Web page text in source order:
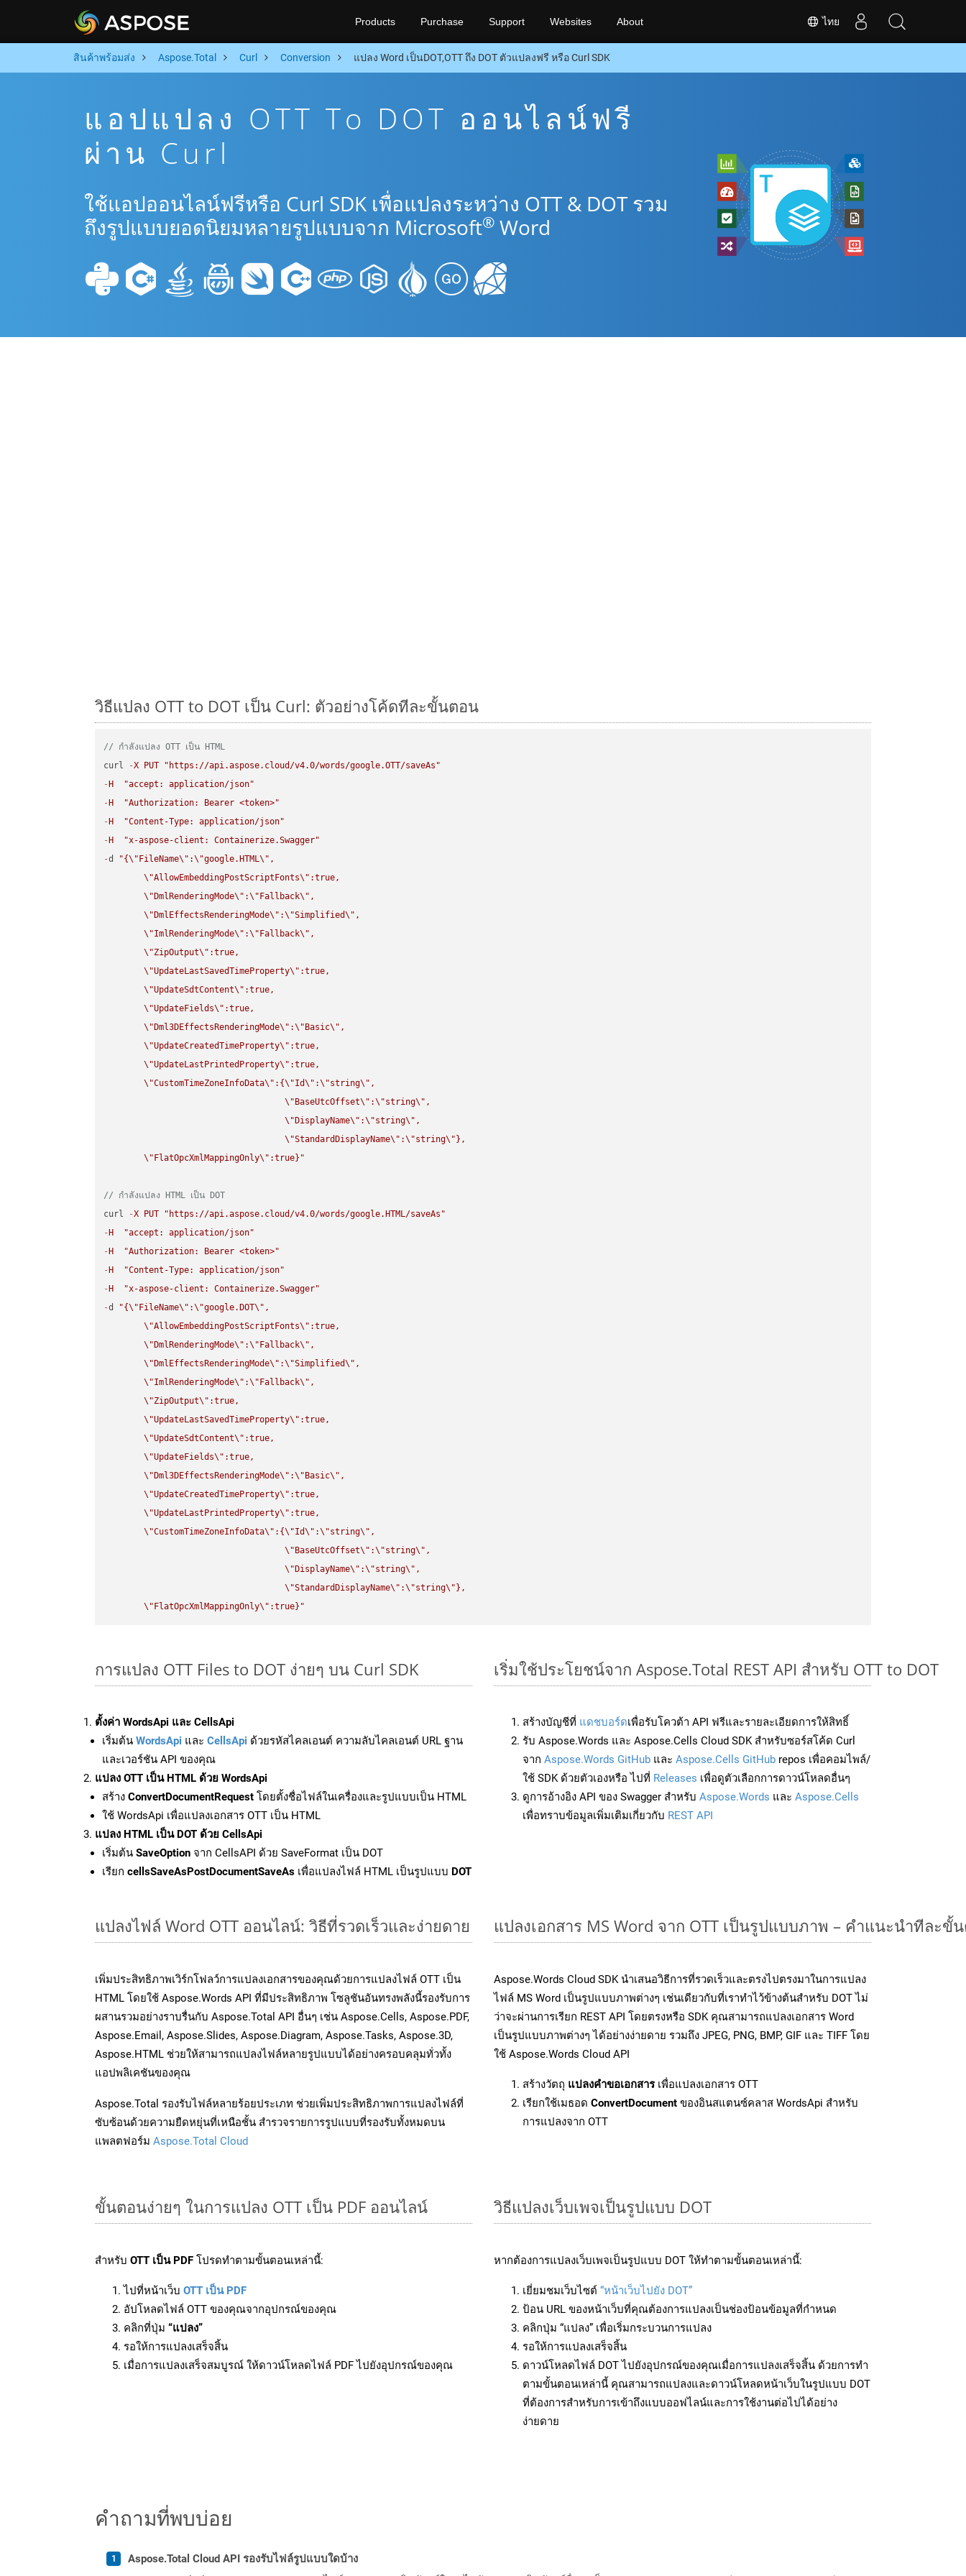
ไทย
Products Purchase Support Websites About
สินค้าพร้อมส่ง Aspose.Total Curl Conversion แปลง Word เป็นDOT,OTT ถึง DOT ตัวแปลงฟรี หรือ Curl SDK
แอปแปลง OTT To DOT ออนไลน์ฟรี
ผ่าน Curl
ใช้แอปออนไลน์ฟรีหรือ Curl SDK เพื่อแปลงระหว่าง OTT & DOT รวม
ถึงรูปแบบยอดนิยมหลายรูปแบบจาก Microsoft® Word
วิธีแปลง OTT to DOT เป็น Curl: ตัวอย่างโค้ดทีละขั้นตอน
// กำลังแปลง OTT เป็น HTML
curl
-X PUT
"https://api.aspose.cloud/v4.0/words/google.OTT/saveAs"
- H
"accept: application/json"
- H
"Authorization: Bearer <token>"
- H
"Content-Type: application/json"
- H
"x-aspose-client: Containerize.Swagger"
-d "{\" FileName\" :\"google.HTML\" ,
\"AllowEmbeddingPostScriptFonts\" :true,
\" DmlRenderingMode\" :\" Fallback\" ,
\" DmlEffectsRenderingMode\" :\"Simplified\" ,
\"ImlRenderingMode\" :\" Fallback\" ,
\"ZipOutput\" :true,
\"UpdateLastSavedTimeProperty\" :true,
\"UpdateSdtContent\" :true,
\"UpdateFields\" :true,
\" Dml3DEffectsRenderingMode\" :\" Basic\" ,
\"UpdateCreatedTimeProperty\" :true,
\"UpdateLastPrintedProperty\" :true,
\"CustomTimeZoneInfoData\" :{\"Id\" :\"string\" ,
\" BaseUtcOffset\" :\"string\" ,
\" DisplayName\" :\"string\" ,
\"StandardDisplayName\" :\"string\" },
\" FlatOpcXmlMappingOnly\" :true}"
// กำลังแปลง HTML เป็น DOT
curl
-X PUT
"https://api.aspose.cloud/v4.0/words/google.HTML/saveAs"
- H
"accept: application/json"
- H
"Authorization: Bearer <token>"
- H
"Content-Type: application/json"
- H
"x-aspose-client: Containerize.Swagger"
-d "{\" FileName\" :\"google.DOT\" ,
\"AllowEmbeddingPostScriptFonts\" :true,
\" DmlRenderingMode\" :\" Fallback\" ,
\" DmlEffectsRenderingMode\" :\"Simplified\" ,
\"ImlRenderingMode\" :\" Fallback\" ,
\"ZipOutput\" :true,
\"UpdateLastSavedTimeProperty\" :true,
\"UpdateSdtContent\" :true,
\"UpdateFields\" :true,
\" Dml3DEffectsRenderingMode\" :\" Basic\" ,
\"UpdateCreatedTimeProperty\" :true,
\"UpdateLastPrintedProperty\" :true,
\"CustomTimeZoneInfoData\" :{\"Id\" :\"string\" ,
\" BaseUtcOffset\" :\"string\" ,
\" DisplayName\" :\"string\" ,
\"StandardDisplayName\" :\"string\" },
\" FlatOpcXmlMappingOnly\" :true}"
การแปลง OTT Files to DOT ง่ายๆ บน Curl SDK
ตั้งค่า WordsApi และ CellsApi
เริ่มต้น WordsApi และ CellsApi ด้วยรหัสไคลเอนต์ ความลับไคลเอนต์ URL ฐาน
และเวอร์ชัน API ของคุณ
แปลง OTT เป็น HTML ด้วย WordsApi
สร้าง ConvertDocumentRequest โดยตั้งชื่อไฟล์ในเครื่องและรูปแบบเป็น HTML
ใช้ WordsApi เพื่อแปลงเอกสาร OTT เป็น HTML
แปลง HTML เป็น DOT ด้วย CellsApi
เริ่มต้น SaveOption จาก CellsAPI ด้วย SaveFormat เป็น DOT
เรียก cellsSaveAsPostDocumentSaveAs เพื่อแปลงไฟล์ HTML เป็นรูปแบบ DOT
เริ่มใช้ประโยชน์จาก Aspose.Total REST API สำหรับ OTT to DOT
สร้างบัญชีที่ แดชบอร์ดเพื่อรับโควต้า API ฟรีและรายละเอียดการให้สิทธิ์
รับ Aspose.Words และ Aspose.Cells Cloud SDK สำหรับซอร์สโค้ด Curl
จาก Aspose.Words GitHub และ Aspose.Cells GitHub repos เพื่อคอมไพล์/
ใช้ SDK ด้วยตัวเองหรือ ไปที่ Releases เพื่อดูตัวเลือกการดาวน์โหลดอื่นๆ
ดูการอ้างอิง API ของ Swagger สำหรับ Aspose.Words และ Aspose.Cells
เพื่อทราบข้อมูลเพิ่มเติมเกี่ยวกับ REST API
แปลงไฟล์ Word OTT ออนไลน์: วิธีที่รวดเร็วและง่ายดาย
เพิ่มประสิทธิภาพเวิร์กโฟลว์การแปลงเอกสารของคุณด้วยการแปลงไฟล์ OTT เป็น
HTML โดยใช้ Aspose.Words API ที่มีประสิทธิภาพ โซลูชันอันทรงพลังนี้รองรับการ
ผสานรวมอย่างราบรื่นกับ Aspose.Total API อื่นๆ เช่น Aspose.Cells, Aspose.PDF,
Aspose.Email, Aspose.Slides, Aspose.Diagram, Aspose.Tasks, Aspose.3D,
Aspose.HTML ช่วยให้สามารถแปลงไฟล์หลายรูปแบบได้อย่างครอบคลุมทั่วทั้ง
แอปพลิเคชันของคุณ
Aspose.Total รองรับไฟล์หลายร้อยประเภท ช่วยเพิ่มประสิทธิภาพการแปลงไฟล์ที่
ซับซ้อนด้วยความยืดหยุ่นที่เหนือชั้น สำรวจรายการรูปแบบที่รองรับทั้งหมดบน
แพลตฟอร์ม Aspose.Total Cloud
แปลงเอกสาร MS Word จาก OTT เป็นรูปแบบภาพ – คำแนะนำทีละขั้
Aspose.Words Cloud SDK นำเสนอวิธีการที่รวดเร็วและตรงไปตรงมาในการแปลง
ไฟล์ MS Word เป็นรูปแบบภาพต่างๆ เช่นเดียวกับที่เราทำไว้ข้างต้นสำหรับ DOT ไม่
ว่าจะผ่านการเรียก REST API โดยตรงหรือ SDK คุณสามารถแปลงเอกสาร Word
เป็นรูปแบบภาพต่างๆ ได้อย่างง่ายดาย รวมถึง JPEG, PNG, BMP, GIF และ TIFF โดย
ใช้ Aspose.Words Cloud API
สร้างวัตถุ แปลงคำขอเอกสารเพื่อแปลงเอกสาร OTT
เรียกใช้เมธอด ConvertDocument ของอินสแตนซ์คลาส WordsApi สำหรับ
การแปลงจาก OTT
ขั้นตอนง่ายๆ ในการแปลง OTT เป็น PDF ออนไลน์
สำหรับ OTT เป็น PDF โปรดทำตามขั้นตอนเหล่านี้:
ไปที่หน้าเว็บ OTT เป็น PDF
อัปโหลดไฟล์ OTT ของคุณจากอุปกรณ์ของคุณ
คลิกที่ปุ่ม “แปลง”
รอให้การแปลงเสร็จสิ้น
เมื่อการแปลงเสร็จสมบูรณ์ ให้ดาวน์โหลดไฟล์ PDF ไปยังอุปกรณ์ของคุณ
วิธีแปลงเว็บเพจเป็นรูปแบบ DOT
หากต้องการแปลงเว็บเพจเป็นรูปแบบ DOT ให้ทำตามขั้นตอนเหล่านี้:
เยี่ยมชมเว็บไซต์ “หน้าเว็บไปยัง DOT”
ป้อน URL ของหน้าเว็บที่คุณต้องการแปลงเป็นช่องป้อนข้อมูลที่กำหนด
คลิกปุ่ม “แปลง” เพื่อเริ่มกระบวนการแปลง
รอให้การแปลงเสร็จสิ้น
ดาวน์โหลดไฟล์ DOT ไปยังอุปกรณ์ของคุณเมื่อการแปลงเสร็จสิ้น ด้วยการทำ
ตามขั้นตอนเหล่านี้ คุณสามารถแปลงและดาวน์โหลดหน้าเว็บในรูปแบบ DOT
ที่ต้องการสำหรับการเข้าถึงแบบออฟไลน์และการใช้งานต่อไปได้อย่าง
ง่ายดาย
คำถามที่พบบ่อย
Aspose.Total Cloud API รองรับไฟล์รูปแบบใดบ้าง